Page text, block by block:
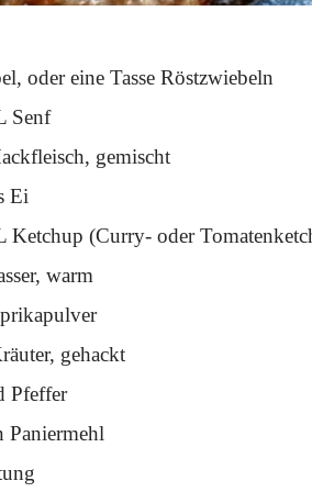
oder eine Tasse Röstzwiebeln
Senf
gemischt
Ei
Ketchup (Curry- oder
warm
gehackt
Pfeffer
Paniermehl